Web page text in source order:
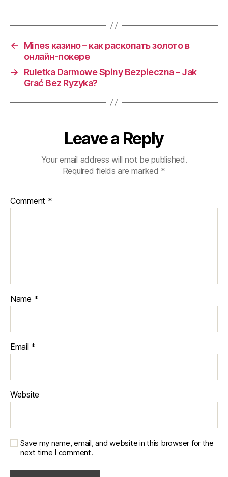
←
Mines казино – как раскопать золото в
онлайн‑покере
→
Ruletka Darmowe Spiny Bezpieczna – Jak
Grać Bez Ryzyka?
Leave a Reply
Your email address will not be published.
Required fields are marked *
Comment *
Name *
Email *
Website
Save my name, email, and website in this browser for the
next time I comment.